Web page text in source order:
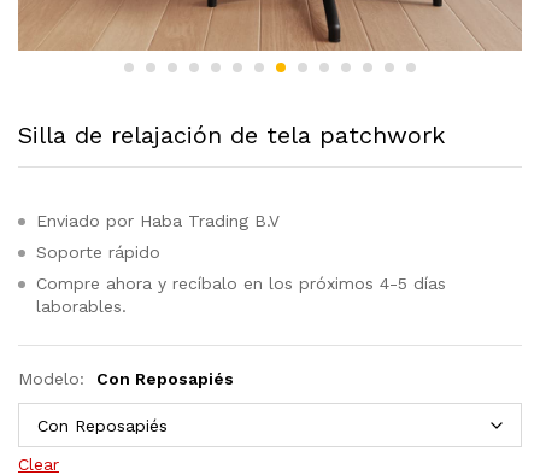
Silla de relajación de tela patchwork
Enviado por Haba Trading B.V
Soporte rápido
Compre ahora y recíbalo en los próximos 4-5 días
laborables.
Modelo: Con Reposapiés
Clear